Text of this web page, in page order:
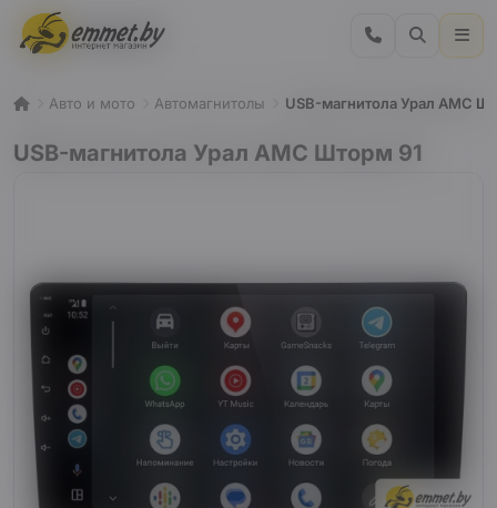
Авто и мото Автомагнитолы USB-магнитола Урал АМС
USB-магнитола Урал АМС Шторм 91